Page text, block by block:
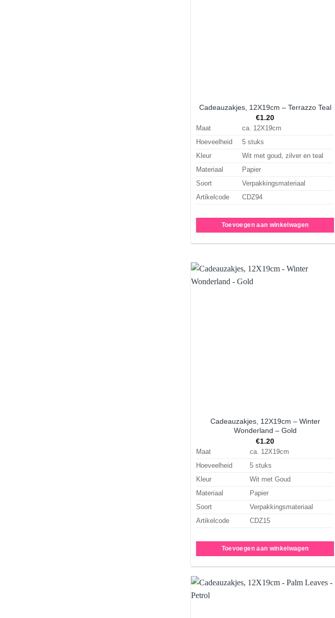
Cadeauzakjes, 12X19cm – Terrazzo Teal
€1.20
Maat
ca. 12X19cm
Hoeveelheid
5 stuks
Kleur
Wit met goud, zilver en teal
Materiaal
Papier
Soort
Verpakkingsmateriaal
Artikelcode
CDZ94
Toevoegen aan winkelwagen
Cadeauzakjes, 12X19cm – Winter
Wonderland – Gold
€1.20
Maat
ca. 12X19cm
Hoeveelheid
5 stuks
Kleur
Wit met Goud
Materiaal
Papier
Soort
Verpakkingsmateriaal
Artikelcode
CDZ15
Toevoegen aan winkelwagen